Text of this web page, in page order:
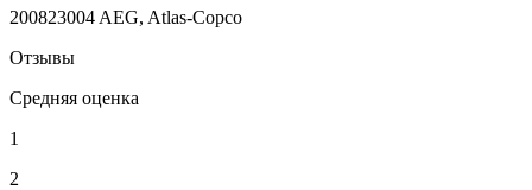
200823004 AEG, Atlas-Copco
Отзывы
Средняя оценка
1
2